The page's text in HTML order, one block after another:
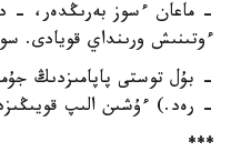
- ماعان ءسوز بەرىڭدەر، -
ءوتىنىش ورىنداي قويادى.
- بۇل توستى پاپامىزدىڭ
- رەد.) ءۇشىن الىپ
***